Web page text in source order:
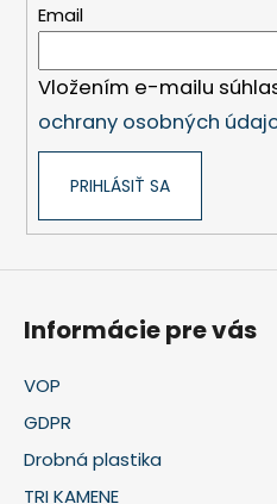
Email
Vložením e-mailu
ochrany osobných
PRIHLÁSIŤ SA
Informácie pre vás
VOP
GDPR
Drobná plastika
TRI KAMENE